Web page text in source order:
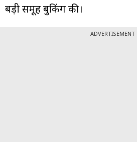
बड़ी समूह बुकिंग की।
ADVERTISEMENT